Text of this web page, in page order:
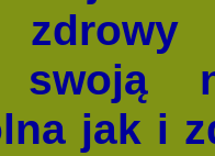
swoją
jak i